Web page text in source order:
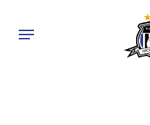
main
Menu